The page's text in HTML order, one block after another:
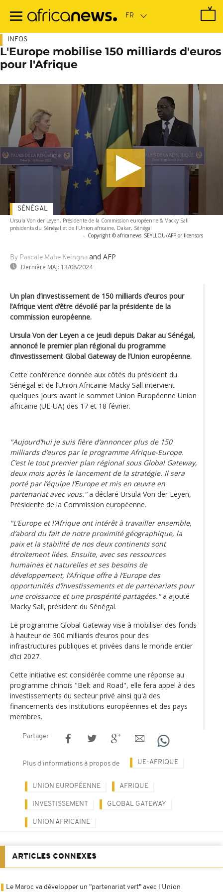
contenu
INFOS
L'Europe mobilise 150 milliards d'euros
pour l'Afrique
Ursula Von der Leyen, Présidente de la Commission européenne & Macky Sall
présidents du Sénégal et de l'Union africaine, Dakar, Sénégal
- Copyright © africanews SEYLLOU/AFP or licensors
By Pascale Mahe Keingna and AFP
Dernière MAJ: 13/08/2024
SÉNÉGAL
Un plan d’investissement de 150 milliards d’euros pour
l’Afrique vient d’être dévoilé par la présidente de la
commission européenne.
Ursula Von der Leyen a ce jeudi depuis Dakar au Sénégal,
annoncé le premier plan régional du programme
d’investissement Global Gateway de l’Union européenne.
Cette conférence donnée aux côtés du président du
Sénégal et de l’Union Africaine Macky Sall intervient
quelques jours avant le sommet Union Européenne Union
africaine (UE-UA) des 17 et 18 février.
"Aujourd’hui je suis fière d’annoncer plus de 150
milliards d’euros par le programme Afrique-Europe.
C’est le tout premier plan régional sous Global Gateway,
deux mois après le lancement de la stratégie. Il sera
porté par l’équipe l’Europe et mis en œuvre en
partenariat avec vous."a déclaré Ursula Von der Leyen,
Présidente de la Commission européenne.
"L’Europe et l’Afrique ont intérêt à travailler ensemble,
d’abord du fait de notre proximité géographique, la
paix et la stabilité de nos deux continents sont
étroitement liées. Ensuite, avec ses ressources
humaines et naturelles et ses besoins de
développement, l’Afrique offre à l’Europe des
opportunités d’investissements et de partenariats pour
une croissance et une prospérité partagées."a ajouté
Macky Sall, président du Sénégal.
Le programme Global Gateway vise à mobiliser des fonds
à hauteur de 300 milliards d’euros pour des
infrastructures publiques et privées dans le monde entier
d’ici 2027.
Cette initiative est considérée comme une réponse au
programme chinois "Belt and Road", elle fera appel à des
investissements du secteur privé ainsi qu'à des
financements des institutions européennes et des pays
membres.
Partager
Plus d'informations à propos de UE-AFRIQUE
UNION EUROPÉENNE AFRIQUE
INVESTISSEMENT GLOBAL GATEWAY
UNION AFRICAINE
ARTICLES CONNEXES
Le Maroc va développer un "partenariat vert" avec l'Union